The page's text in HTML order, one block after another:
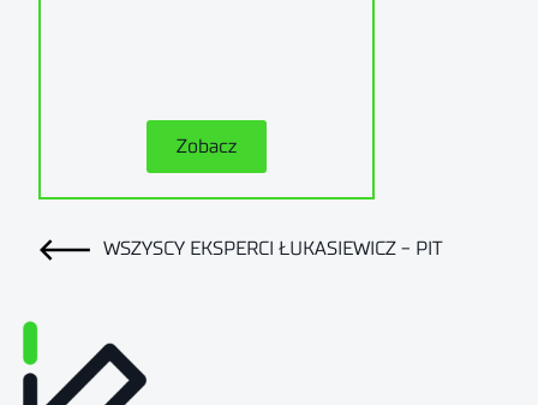
Zobacz
WSZYSCY EKSPERCI ŁUKASIEWICZ - PIT